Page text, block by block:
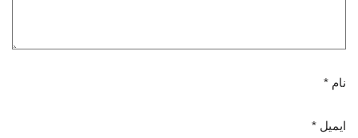
نام *
ایمیل *